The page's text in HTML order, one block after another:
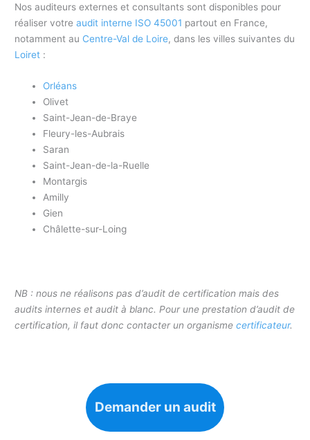
Nos auditeurs externes et consultants sont disponibles pour
réaliser votreaudit interne ISO 45001 partout en France,
notamment au Centre-Val de Loire, dans les villes suivantes du
Loiret :
Orléans
Olivet
Saint-Jean-de-Braye
Fleury-les-Aubrais
Saran
Saint-Jean-de-la-Ruelle
Montargis
Amilly
Gien
Châlette-sur-Loing
NB : nous ne réalisons pas d’audit de certification mais des
audits internes et audit à blanc. Pour une prestation d’audit de
certification, il faut donc contacter un organismecertificateur.
Demander un audit